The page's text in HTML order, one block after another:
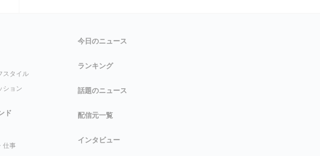
スタイル
ション
ド
仕事
今日のニュース
ランキング
話題のニュース
配信元一覧
インタビュー